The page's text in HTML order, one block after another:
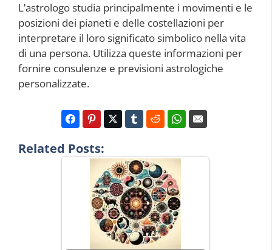
L’astrologo studia principalmente i movimenti e le
posizioni dei pianeti e delle costellazioni per
interpretare il loro significato simbolico nella vita
di una persona. Utilizza queste informazioni per
fornire consulenze e previsioni astrologiche
personalizzate.
Related Posts: